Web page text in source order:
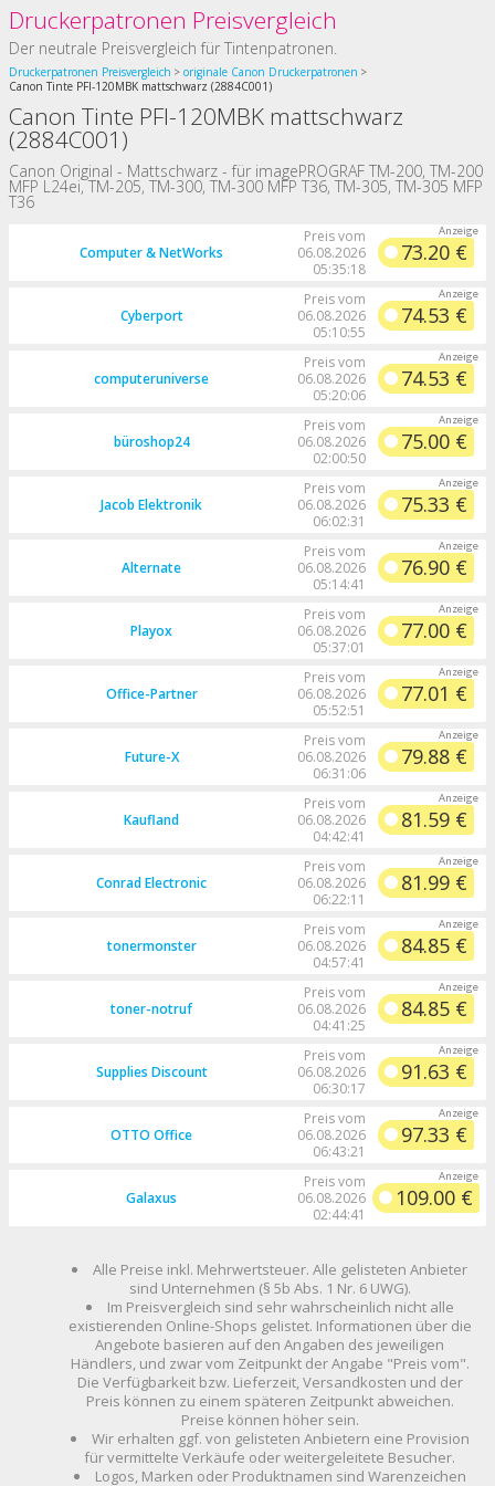
Druckerpatronen Preisvergleich
Der neutrale Preisvergleich für Tintenpatronen.
Druckerpatronen Preisvergleich
originale Canon Druckerpatronen
Canon Tinte PFI-120MBK mattschwarz (2884C001)
Canon Tinte PFI-120MBK mattschwarz
(2884C001)
Canon Original - Mattschwarz - für imagePROGRAF TM-200, TM-200
MFP L24ei, TM-205, TM-300, TM-300 MFP T36, TM-305, TM-305 MFP
T36
Computer & NetWorks
Preis vom
06.08.2026
05:35:18
73.20 €
Cyberport
Preis vom
06.08.2026
05:10:55
74.53 €
computeruniverse
Preis vom
06.08.2026
05:20:06
74.53 €
büroshop24
Preis vom
06.08.2026
02:00:50
75.00 €
Jacob Elektronik
Preis vom
06.08.2026
06:02:31
75.33 €
Alternate
Preis vom
06.08.2026
05:14:41
76.90 €
Playox
Preis vom
06.08.2026
05:37:01
77.00 €
Office-Partner
Preis vom
06.08.2026
05:52:51
77.01 €
Future-X
Preis vom
06.08.2026
06:31:06
79.88 €
Kaufland
Preis vom
06.08.2026
04:42:41
81.59 €
Conrad Electronic
Preis vom
06.08.2026
06:22:11
81.99 €
tonermonster
Preis vom
06.08.2026
04:57:41
84.85 €
toner-notruf
Preis vom
06.08.2026
04:41:25
84.85 €
Supplies Discount
Preis vom
06.08.2026
06:30:17
91.63 €
OTTO Office
Preis vom
06.08.2026
06:43:21
97.33 €
Galaxus
Preis vom
06.08.2026
02:44:41
109.00 €
Alle Preise inkl. Mehrwertsteuer. Alle gelisteten Anbieter
sind Unternehmen (§ 5b Abs. 1 Nr. 6 UWG).
Im Preisvergleich sind sehr wahrscheinlich nicht alle
existierenden Online-Shops gelistet. Informationen über die
Angebote basieren auf den Angaben des jeweiligen
Händlers, und zwar vom Zeitpunkt der Angabe "Preis vom".
Die Verfügbarkeit bzw. Lieferzeit, Versandkosten und der
Preis können zu einem späteren Zeitpunkt abweichen.
Preise können höher sein.
Wir erhalten ggf. von gelisteten Anbietern eine Provision
für vermittelte Verkäufe oder weitergeleitete Besucher.
Logos, Marken oder Produktnamen sind Warenzeichen